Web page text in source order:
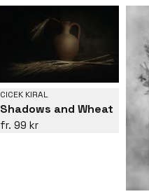
CICEK KIRAL
Shadows and Wheat
99 kr